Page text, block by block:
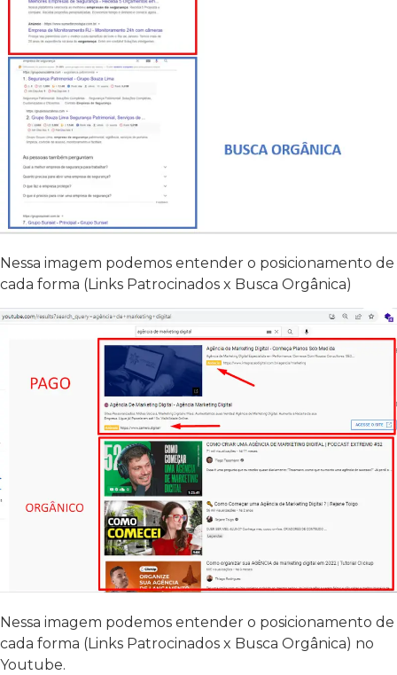
Nessa imagem podemos entender o posicionamento de
cada forma (Links Patrocinados x Busca Orgânica)
Nessa imagem podemos entender o posicionamento de
cada forma (Links Patrocinados x Busca Orgânica) no
Youtube.